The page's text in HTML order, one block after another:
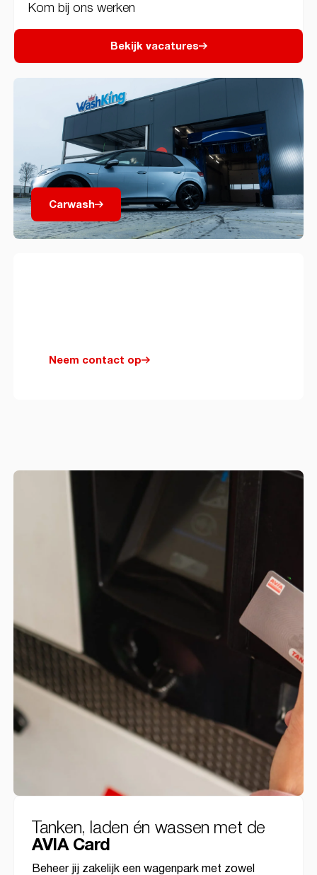
Kom bij ons werken
Bekijk vacatures
Carwash
Neem contact op
Tanken, laden én wassen met de
AVIA Card
Beheer jij zakelijk een wagenpark met zowel